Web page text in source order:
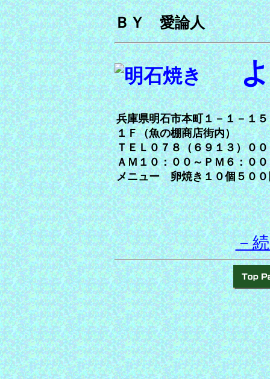
ＢＹ 愛論人
兵庫県明石市本町１－１－１
１Ｆ（魚の棚商店街内）
ＴＥＬ０７８（６９１３）０
ＡＭ１０：００～ＰＭ６：０
メニュー 卵焼き１０個５００
－